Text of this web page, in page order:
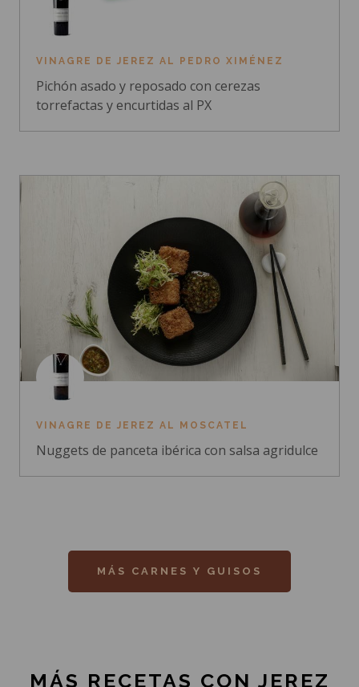
VINAGRE DE JEREZ AL PEDRO XIMÉNEZ
Pichón asado y reposado con cerezas
torrefactas y encurtidas al PX
VINAGRE DE JEREZ AL MOSCATEL
Nuggets de panceta ibérica con salsa agridulce
MÁS CARNES Y GUISOS
MÁS RECETAS CON JEREZ